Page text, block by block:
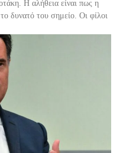
Η αλήθεια είναι πως η
δυνατό του σημείο. Οι φίλοι